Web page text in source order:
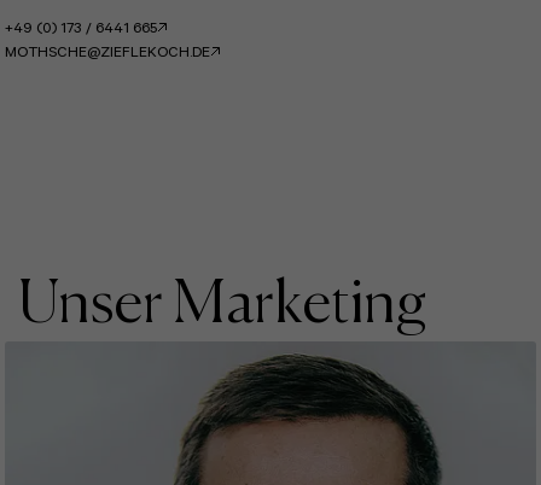
+49 (0) 173 / 6441 665
MOTHSCHE@ZIEFLEKOCH.DE
Unser Marketing